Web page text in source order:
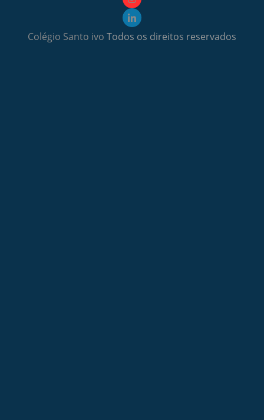
Colégio Santo ivo Todos os direitos reservados